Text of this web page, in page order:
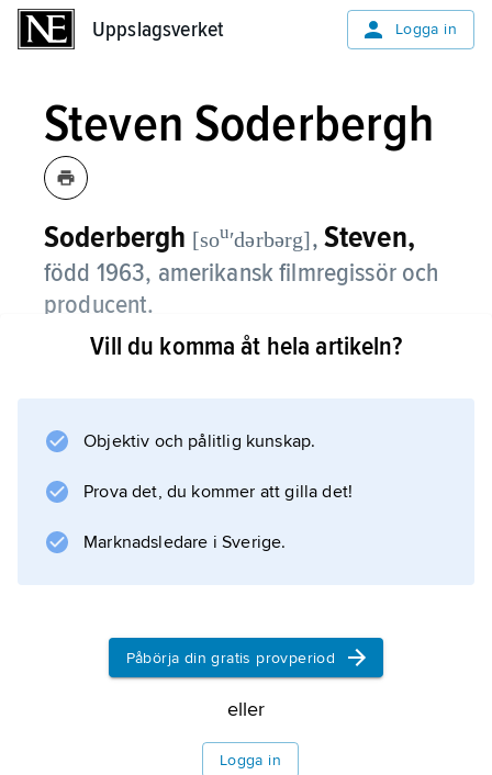
Uppslagsverket Logga in
Steven Soderbergh
Soderbergh [souʹdərbərg], Steven,
född 1963, amerikansk filmregissör och
producent.
Steven Soderberghs debutfilm var en modest
sex, lögner och videoband
Kafka
(1991), en fiktiv biografi om författaren,
King of the Hill – hjälten från Saint Louis
Information om artikeln
Vill du komma åt hela artikeln?
Objektiv och pålitlig kunskap.
Prova det, du kommer att gilla det!
Marknadsledare i Sverige.
Påbörja din gratis provperiod
eller
Logga in